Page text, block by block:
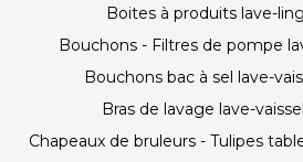
Boites à produits lave-
Bouchons - Filtres de pompe
Bouchons bac à sel lave-
Bras de lavage lave-
Chapeaux de bruleurs - Tulipes